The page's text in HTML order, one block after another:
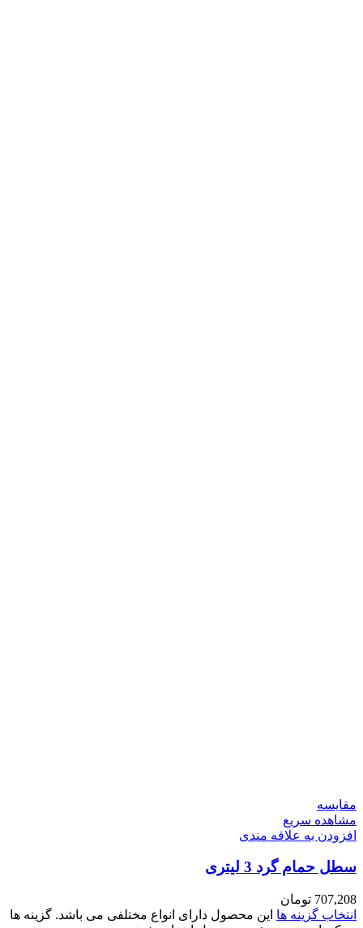
مقایسه
مشاهده سریع
افزودن به علاقه مندی
سطل حمام گرد 3 لیتری
707,208 تومان
انتخاب گزینه ها این محصول دارای انواع مختلفی می باشد. گزینه ها